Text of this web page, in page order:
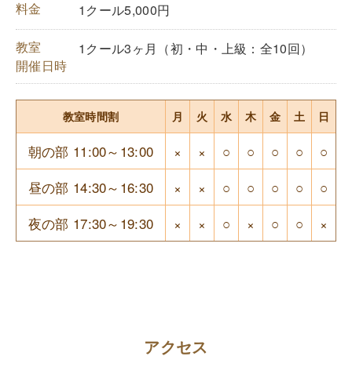
料金 1クール5,000円
教室
開催日時
1クール3ヶ月（初・中・上級：全10回）
教室時間割 月 火 水 木 金 土 日
朝の部 11:00～13:00 × × ○ ○ ○ ○
○
昼の部 14:30～16:30
× × ○ ○ ○ ○
○
夜の部 17:30～19:30
× × ○ × ○ ○ ×
アクセス